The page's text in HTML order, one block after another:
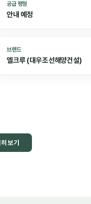
공급 평형
안내 예정
브랜드
엘크루 (대우조선해양건설)
보기